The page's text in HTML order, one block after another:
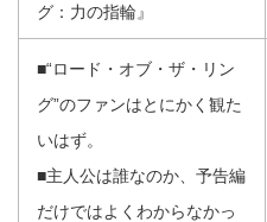
グ：力の指輪』
■“ロード・オブ・ザ・リン
グ”のファンはとにかく観た
いはず。
■主人公は誰なのか、予告編
だけではよくわからなかっ